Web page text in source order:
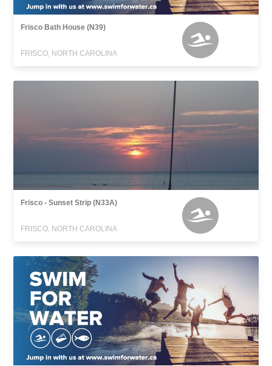
Frisco Bath House (N39)
FRISCO, NORTH CAROLINA
Frisco - Sunset Strip (N33A)
FRISCO, NORTH CAROLINA